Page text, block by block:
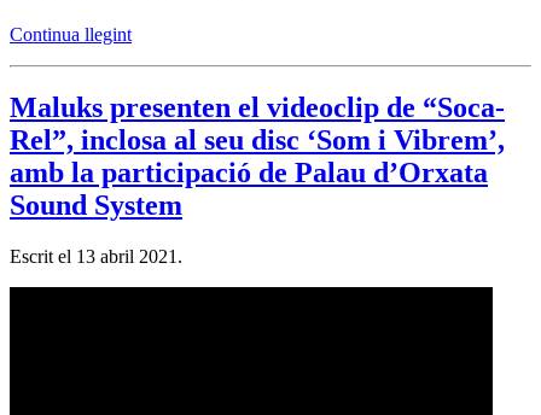
Continua llegint
Maluks presenten el videoclip de “Soca-
Rel”, inclosa al seu disc ‘Som i Vibrem’,
amb la participació de Palau d’Orxata
Sound System
Escrit el 13 abril 2021 .